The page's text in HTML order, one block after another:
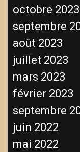
octobre 2023
septembre
août 2023
juillet 2023
mars 2023
février 2023
septembre
juin 2022
mai 2022